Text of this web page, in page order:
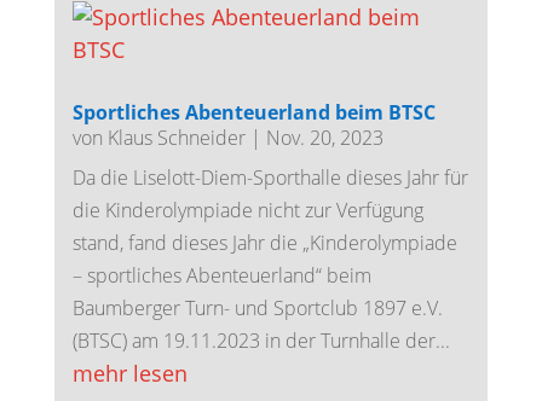
Sportliches Abenteuerland beim BTSC
von Klaus Schneider| Nov. 20, 2023
Da die Liselott-Diem-Sporthalle dieses Jahr für
die Kinderolympiade nicht zur Verfügung
stand, fand dieses Jahr die „Kinderolympiade
– sportliches Abenteuerland“ beim
Baumberger Turn- und Sportclub 1897 e.V.
(BTSC) am 19.11.2023 in der Turnhalle der...
mehr lesen